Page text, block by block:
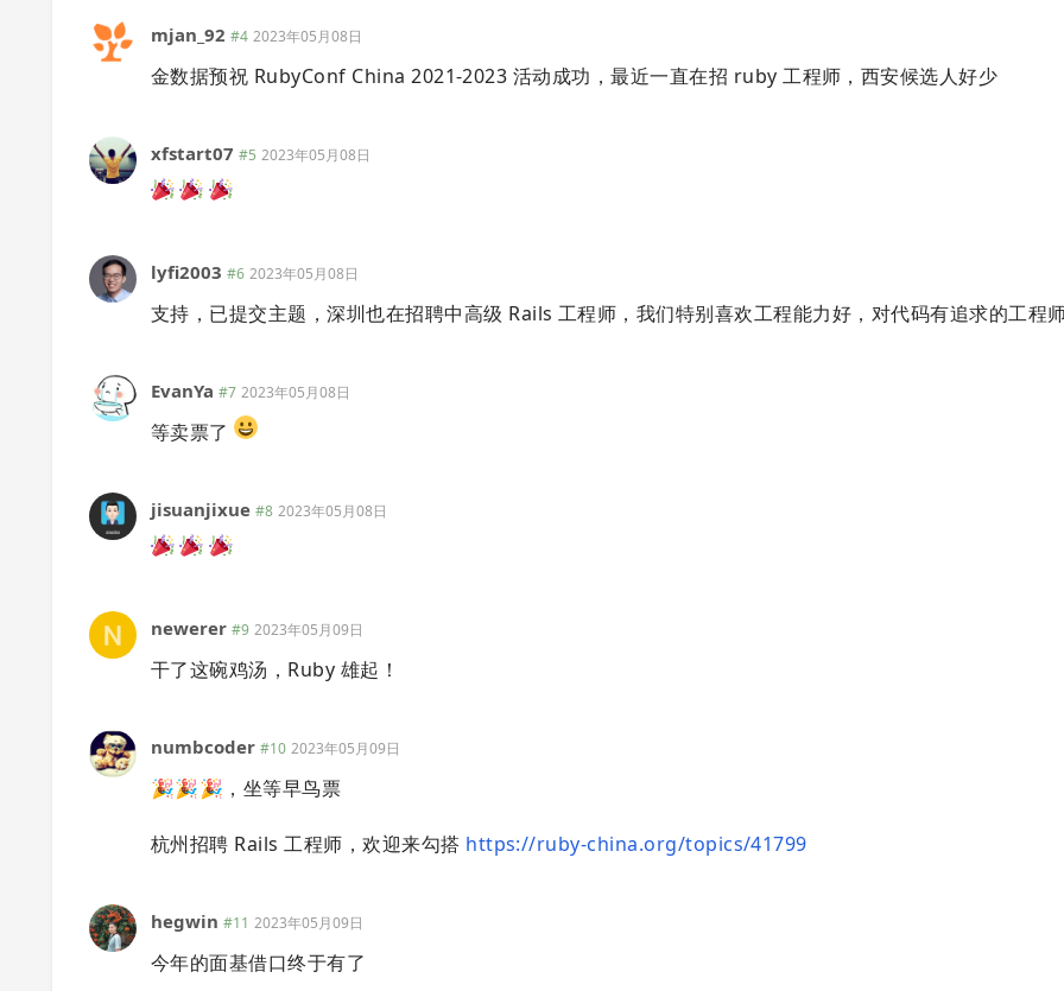
mjan_92 #4 2023年05月08日
金数据预祝 RubyConf China 2021-2023 活动成功，最近一直在招 ruby 工程师，西安候选人好少
xfstart07 #5 2023年05月08日
lyfi2003 #6 2023年05月08日
支持，已提交主题，深圳也在招聘中高级 Rails 工程师，我们特别喜欢工程能力好，对代码有追求的工程
EvanYa #7 2023年05月08日
等卖票了
jisuanjixue #8 2023年05月08日
newerer #9 2023年05月09日
干了这碗鸡汤，Ruby 雄起！
numbcoder #10 2023年05月09日
🎉🎉🎉，坐等早鸟票
杭州招聘 Rails 工程师，欢迎来勾搭 https://ruby-china.org/topics/41799
hegwin #11 2023年05月09日
今年的面基借口终于有了